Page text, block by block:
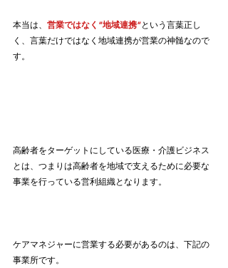
本当は、 営業ではなく”地域連携”という言葉正し
く、言葉だけではなく地域連携が営業の神髄なので
す。
高齢者をターゲットにしている医療・介護ビジネス
とは、つまりは高齢者を地域で支えるために必要な
事業を行っている営利組織となります。
ケアマネジャーに営業する必要があるのは、下記の
事業所です。